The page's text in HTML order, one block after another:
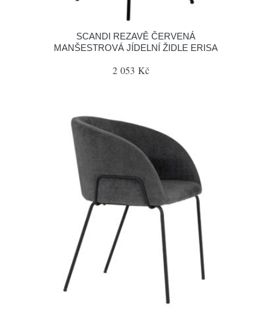
SCANDI REZAVĚ ČERVENÁ
MANŠESTROVÁ JÍDELNÍ ŽIDLE ERISA
2 053 Kč